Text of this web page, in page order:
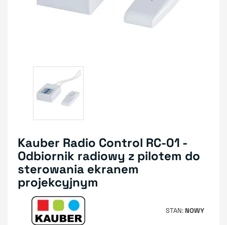
Kauber Radio Control RC-01 -
Odbiornik radiowy z pilotem do
sterowania ekranem
projekcyjnym
STAN NOWY